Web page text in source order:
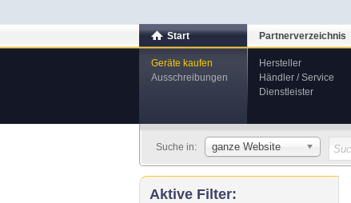
Start
Geräte kaufen
Ausschreibungen
Partnerverzeichnis
Hersteller
Händler / Service
Dienstleister
Suche in: ganze Website
Aktive Filter: